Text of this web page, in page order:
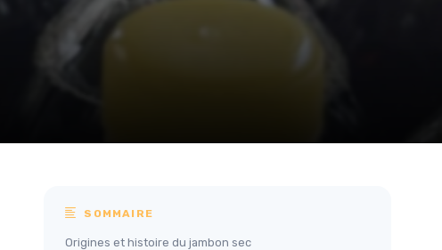
SOMMAIRE
Origines et histoire du jambon sec